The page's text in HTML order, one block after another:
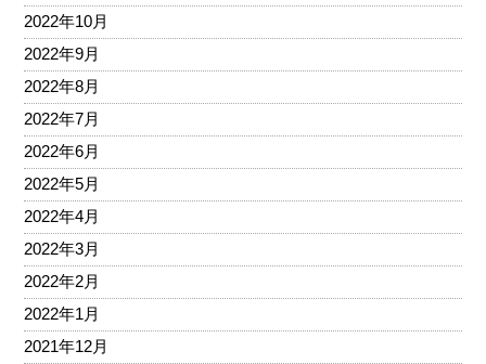
2022年10月
2022年9月
2022年8月
2022年7月
2022年6月
2022年5月
2022年4月
2022年3月
2022年2月
2022年1月
2021年12月